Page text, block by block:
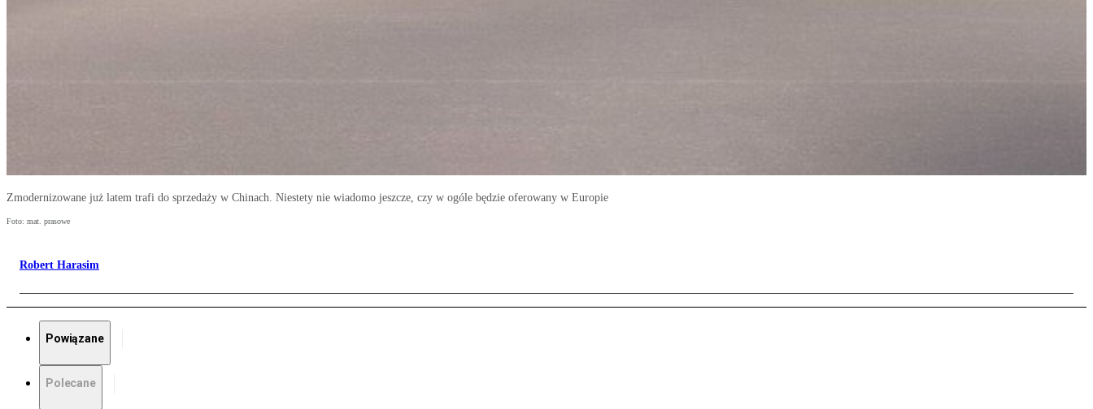
Zmodernizowane już latem trafi do sprzedaży w Chinach. Niestety nie wiadomo jeszcze, czy w ogóle będzie oferowany w Europie
Foto: mat. prasowe
Robert Harasim
Powiązane
Polecane